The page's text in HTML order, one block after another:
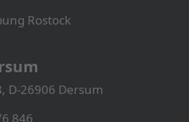
Rostock
D-26906 Dersum
846